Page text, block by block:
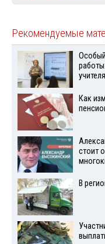
Рекомендуемые
Особый
учителя
Как
стоит
В